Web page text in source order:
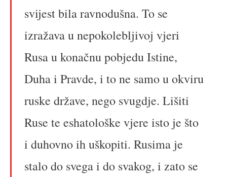
svijest bila ravnodušna. To se
izražava u nepokolebljivoj vjeri
Rusa u konačnu pobjedu Istine,
Duha i Pravde, i to ne samo u okviru
ruske države, nego svugdje. Lišiti
Ruse te eshatološke vjere isto je što
i duhovno ih uškopiti. Rusima je
stalo do svega i do svakog, i zato se